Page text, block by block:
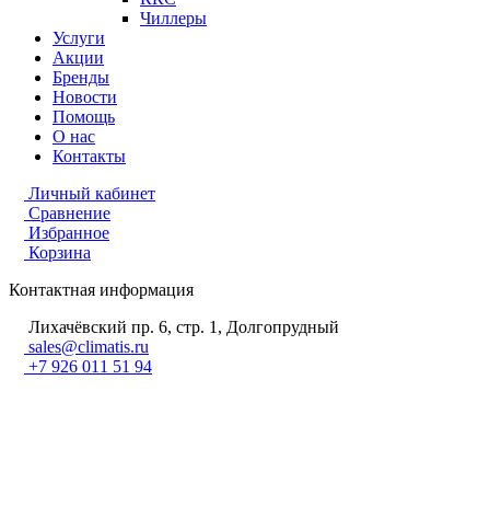
Чиллеры
Услуги
Акции
Бренды
Новости
Помощь
О нас
Контакты
Личный кабинет
Сравнение
Избранное
Корзина
Контактная информация
Лихачёвский пр. 6, стр. 1, Долгопрудный
sales@climatis.ru
+7 926 011 51 94